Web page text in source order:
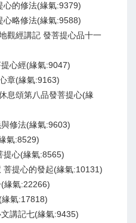
的修法(緣氣:9379)
略修法(緣氣:9588)
經講記 發菩提心品十一
心經(緣氣:9047)
章(緣氣:9163)
頌第八品發菩提心(緣
修法(緣氣:9603)
氣:8529)
心(緣氣:8565)
提心的發起(緣氣:10131)
緣氣:22266)
氣:17818)
講記七(緣氣:9435)